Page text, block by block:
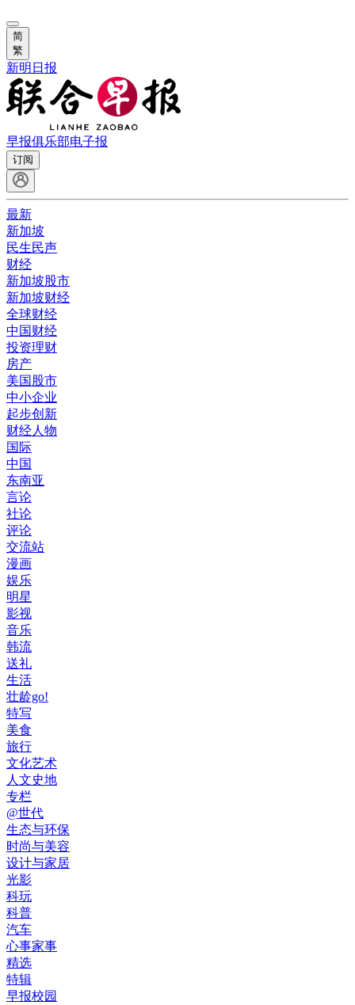
简
繁
新明日报
早报俱乐部电子报
订阅
最新
新加坡
民生民声
财经
新加坡股市
新加坡财经
全球财经
中国财经
投资理财
房产
美国股市
中小企业
起步创新
财经人物
国际
中国
东南亚
言论
社论
评论
交流站
漫画
娱乐
明星
影视
音乐
韩流
送礼
生活
壮龄go!
特写
美食
旅行
文化艺术
人文史地
专栏
@世代
生态与环保
时尚与美容
设计与家居
光影
科玩
科普
汽车
心事家事
精选
特辑
早报校园